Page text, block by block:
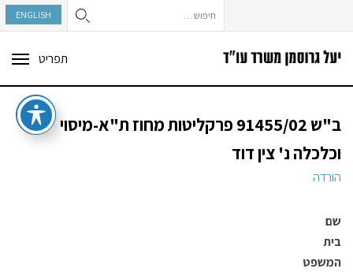
ENGLISH
תפריט
ב"ש 91455/02 פרקליטות מחוז ת"א-מיסוי
וכלכלה נ' צין דוד
הורדה
שם
בית
המשפט